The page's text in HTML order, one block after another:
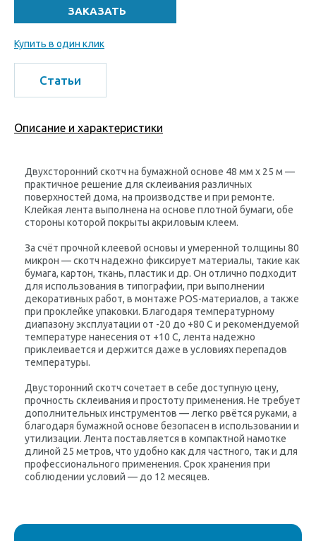
Купить в один клик
Статьи
Описание и характеристики
Двухсторонний скотч на бумажной основе 48 мм х 25 м —
практичное решение для склеивания различных
поверхностей дома, на производстве и при ремонте.
Клейкая лента выполнена на основе плотной бумаги, обе
стороны которой покрыты акриловым клеем.
За счёт прочной клеевой основы и умеренной толщины 80
микрон — скотч надежно фиксирует материалы, такие как
бумага, картон, ткань, пластик и др. Он отлично подходит
для использования в типографии, при выполнении
декоративных работ, в монтаже POS-материалов, а также
при проклейке упаковки. Благодаря температурному
диапазону эксплуатации от -20 до +80 C и рекомендуемой
температуре нанесения от +10 C, лента надежно
приклеивается и держится даже в условиях перепадов
температуры.
Двусторонний скотч сочетает в себе доступную цену,
прочность склеивания и простоту применения. Не требует
дополнительных инструментов — легко рвётся руками, а
благодаря бумажной основе безопасен в использовании и
утилизации. Лента поставляется в компактной намотке
длиной 25 метров, что удобно как для частного, так и для
профессионального применения. Срок хранения при
соблюдении условий — до 12 месяцев.